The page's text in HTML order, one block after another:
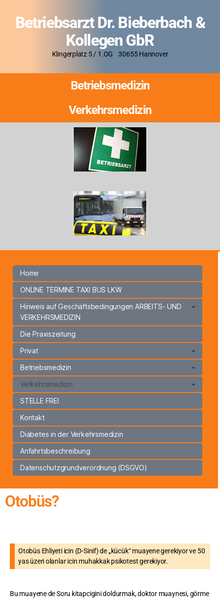
Betriebsarzt Dr. Bieberbach &
Kollegen GbR
Klingerplatz 5 / 1.OG 30655 Hannover
Betriebsmedizin
Verkehrsmedizin
Home
ONLINE TERMINE TAXI BUS LKW
Hinweis auf Geschäftsbedingungen ARBEITS- UND
VERKEHRSMEDIZIN
Die Praxiszeitung
Privat
Betriebsmedizin
Verkehrsmedizin
STELLE FREI
Kontakt
Diabetes in der Verkehrsmedizin
Anfahrtsbeschreibung
Datenschutzgrundverordnung (DSGVO)
Otobüs?
Otobüs Ehliyeti icin (D-Sinif) de „kücük“ muayene gerekiyor ve 50
yas üzeri olanlar icin muhakkak psikotest gerekiyor.
Bu muayene de Soru kitapcigini doldurmak, doktor muaynesi, görme